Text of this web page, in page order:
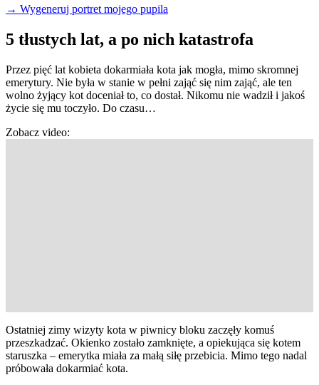
→ Wygeneruj portret mojego pupila
5 tłustych lat, a po nich katastrofa
Przez pięć lat kobieta dokarmiała kota jak mogła, mimo skromnej
emerytury. Nie była w stanie w pełni zająć się nim zająć, ale ten
wolno żyjący kot doceniał to, co dostał. Nikomu nie wadził i jakoś
życie się mu toczyło. Do czasu…
Zobacz video:
Ostatniej zimy wizyty kota w piwnicy bloku zaczęły komuś
przeszkadzać. Okienko zostało zamknięte, a opiekująca się kotem
staruszka – emerytka miała za małą siłę przebicia. Mimo tego nadal
próbowała dokarmiać kota.